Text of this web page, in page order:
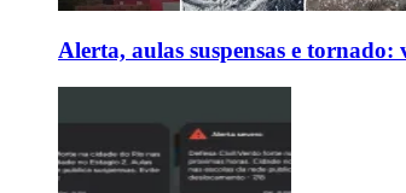
Alerta, aulas suspensas e